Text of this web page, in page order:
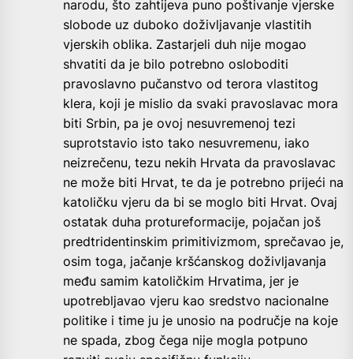
narodu, što zahtijeva puno poštivanje vjerske
slobode uz duboko doživljavanje vlastitih
vjerskih oblika. Zastarjeli duh nije mogao
shvatiti da je bilo potrebno osloboditi
pravoslavno pučanstvo od terora vlastitog
klera, koji je mislio da svaki pravoslavac mora
biti Srbin, pa je ovoj nesuvremenoj tezi
suprotstavio isto tako nesuvremenu, iako
neizrečenu, tezu nekih Hrvata da pravoslavac
ne može biti Hrvat, te da je potrebno prijeći na
katoličku vjeru da bi se moglo biti Hrvat. Ovaj
ostatak duha protureformacije, pojačan još
predtridentinskim primitivizmom, sprečavao je,
osim toga, jačanje kršćanskog doživljavanja
među samim katoličkim Hrvatima, jer je
upotrebljavao vjeru kao sredstvo nacionalne
politike i time ju je unosio na područje na koje
ne spada, zbog čega nije mogla potpuno